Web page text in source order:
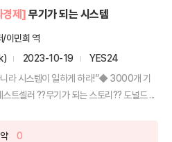
경제] 무기가 되는 시스템
/이민희 역
2023-10-19
YES24
라 시스템이 일하게 하라!”◆ 3000개 기
스트셀러 ??무기가 되는 스토리?? 도널드 ...
0